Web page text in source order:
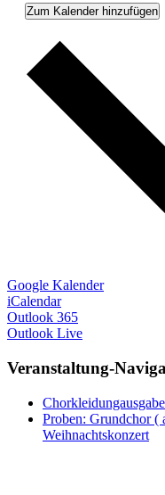
Zum Kalender hinzufügen
Google Kalender
iCalendar
Outlook 365
Outlook Live
Veranstaltung-
Chorkleidungausgabe
Proben: Grundchor (
Weihnachtskonzert